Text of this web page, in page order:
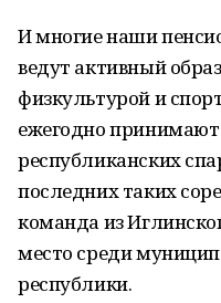
И многие наши
ведут активный
физкультурой и
ежегодно принимают
республиканских
последних таких
команда из
место среди
республики.